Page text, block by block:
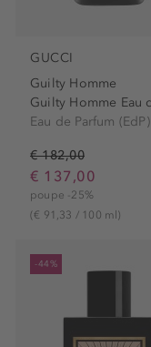
GUCCI
Guilty Homme
Eau de Parfum (EdP)
€ 182,00
€ 137,00
poupe -25%
(€ 91,33 / 100 ml)
-44%